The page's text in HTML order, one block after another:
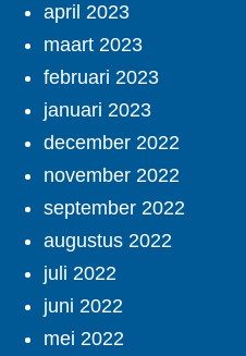
april 2023
maart 2023
februari 2023
januari 2023
december 2022
november 2022
september 2022
augustus 2022
juli 2022
juni 2022
mei 2022